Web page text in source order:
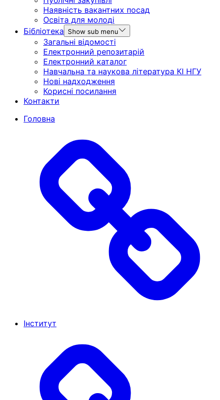
Наявність вакантних посад
Освіта для молоді
Бібліотека
Show sub menu
Загальні відомості
Електронний репозитарій
Електронний каталог
Навчальна та наукова література КІ НГУ
Нові надходження
Корисні посилання
Контакти
Головна
Інститут